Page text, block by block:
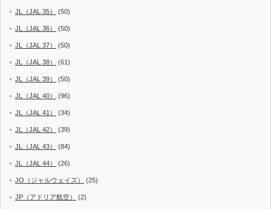
JL（JAL 35） (50)
JL（JAL 36） (50)
JL（JAL 37） (50)
JL（JAL 38） (61)
JL（JAL 39） (50)
JL（JAL 40） (96)
JL（JAL 41） (34)
JL（JAL 42） (39)
JL（JAL 43） (84)
JL（JAL 44） (26)
JO（ジャルウェイズ） (25)
JP（アドリア航空） (2)